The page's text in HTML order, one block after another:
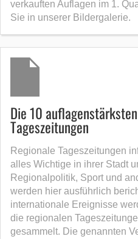
verkauften Auflagen im 1.
Sie in unserer Bildergalerie.
Die 10
Tageszeitungen
Regionale Tageszeitungen
alles Wichtige in ihrer Stadt
Regionalpolitik, Sport und
werden hier ausführlich
internationale Ereignisse
die regionalen
gesammelt. Die genannten